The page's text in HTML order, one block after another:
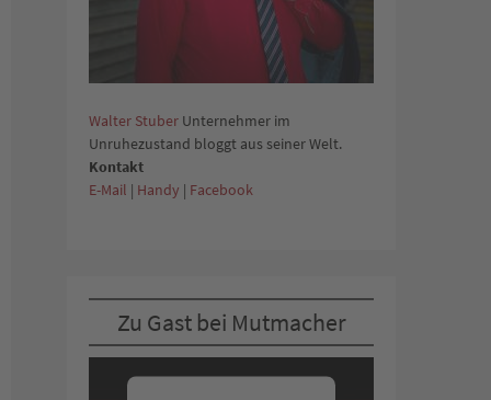
Walter Stuber Unternehmer im
Unruhezustand bloggt aus seiner Welt.
Kontakt
E-Mail | Handy | Facebook
Zu Gast bei Mutmacher